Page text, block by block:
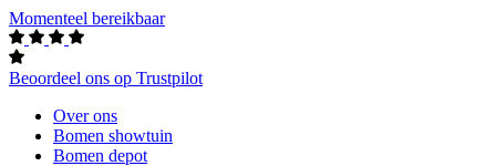
Momenteel bereikbaar
Beoordeel ons op Trustpilot
Over ons
Bomen showtuin
Bomen depot